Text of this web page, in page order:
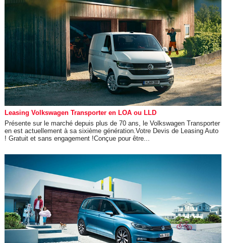
Leasing Volkswagen Transporter en LOA ou LLD
Présente sur le marché depuis plus de 70 ans, le Volkswagen Transporter
en est actuellement à sa sixième génération.Votre Devis de Leasing Auto
! Gratuit et sans engagement !Conçue pour être...